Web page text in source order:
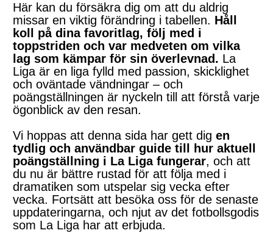
Här kan du försäkra dig om att du aldrig
missar en viktig förändring i tabellen. Håll
koll på dina favoritlag, följ med i
toppstriden och var medveten om vilka
lag som kämpar för sin överlevnad. La
Liga är en liga fylld med passion, skicklighet
och oväntade vändningar – och
poängställningen är nyckeln till att förstå varje
ögonblick av den resan.
Vi hoppas att denna sida har gett dig en
tydlig och användbar guide till hur aktuell
poängställning i La Liga fungerar, och att
du nu är bättre rustad för att följa med i
dramatiken som utspelar sig vecka efter
vecka. Fortsätt att besöka oss för de senaste
uppdateringarna, och njut av det fotbollsgodis
som La Liga har att erbjuda.